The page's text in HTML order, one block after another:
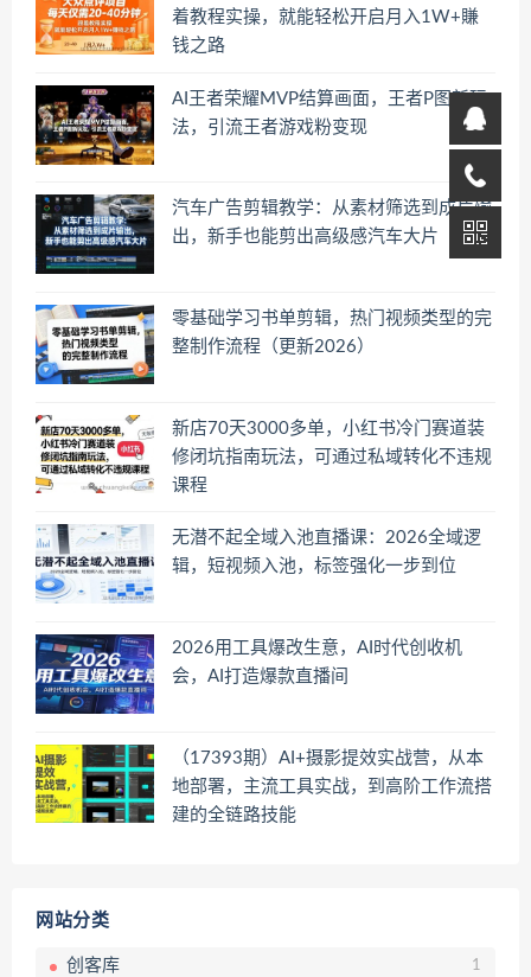
着教程实操，就能轻松开启月入1W+賺
钱之路
AI王者荣耀MVP结算画面，王者P图新玩
法，引流王者游戏粉变现
汽车广告剪辑教学：从素材筛选到成片输
出，新手也能剪出高级感汽车大片
零基础学习书单剪辑，热门视频类型的完
整制作流程（更新2026）
新店70天3000多单，小红书冷门赛道装
修闭坑指南玩法，可通过私域转化不违规
课程
无潜不起全域入池直播课：2026全域逻
辑，短视频入池，标签强化一步到位
2026用工具爆改生意，AI时代创收机
会，AI打造爆款直播间
（17393期）AI+摄影提效实战营，从本
地部署，主流工具实战，到高阶工作流搭
建的全链路技能
网站分类
创客库 1